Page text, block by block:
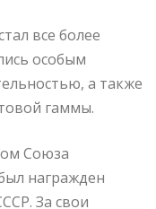
все более
особым
а также
гаммы.
Союза
награжден
За свои